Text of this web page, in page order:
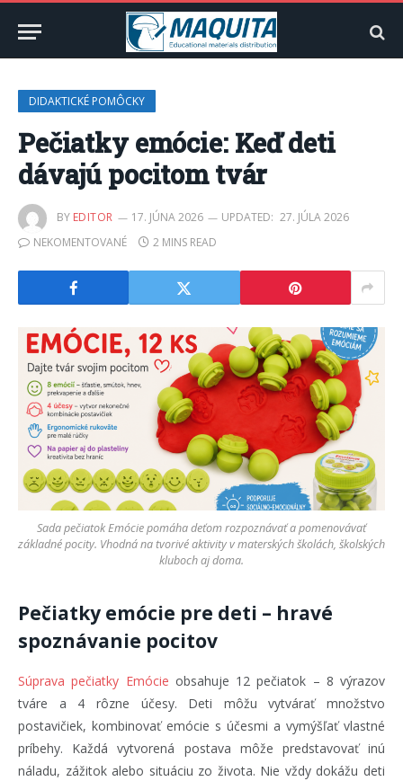
DIDAKTICKÉ POMÔCKY
Pečiatky emócie: Keď deti
dávajú pocitom tvár
BY EDITOR 17. JÚNA 2026 UPDATED: 27. JÚLA 2026
NEKOMENTOVANÉ
2 MINS READ
Sada pečiatok Emócie pomáha deťom rozpoznávať a pomenovávať
základné pocity. Vhodná na tvorivé aktivity v materských školách, školských
kluboch aj doma.
Pečiatky emócie pre deti – hravé
spoznávanie pocitov
Súprava pečiatky Emócie obsahuje 12 pečiatok – 8 výrazov
tváre a 4 rôzne účesy. Deti môžu vytvárať množstvo
postavičiek, kombinovať emócie s účesmi a vymýšľať vlastné
príbehy. Každá vytvorená postava môže predstavovať inú
náladu, zážitok alebo situáciu zo života. Nie vždy dokážu deti